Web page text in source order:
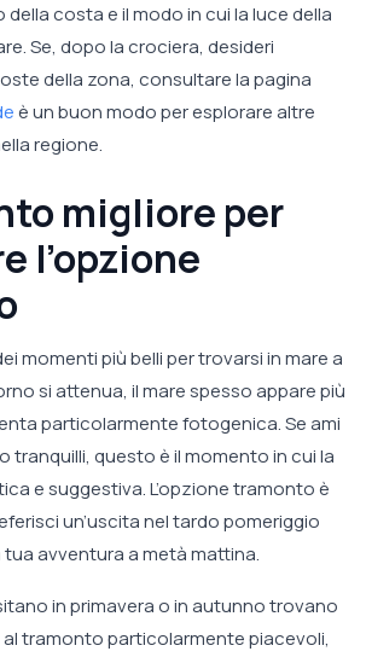
della costa e il modo in cui la luce della
Se, dopo la crociera, desideri
della zona, consultare la pagina
è un buon modo per esplorare altre
regione.
migliore per
l’opzione
momenti più belli per trovarsi in mare a
si attenua, il mare spesso appare più
particolarmente fotogenica. Se ami
tranquilli, questo è il momento in cui la
e suggestiva. L’opzione tramonto è
un’uscita nel tardo pomeriggio
tua avventura a metà mattina.
in primavera o in autunno trovano
tramonto particolarmente piacevoli,